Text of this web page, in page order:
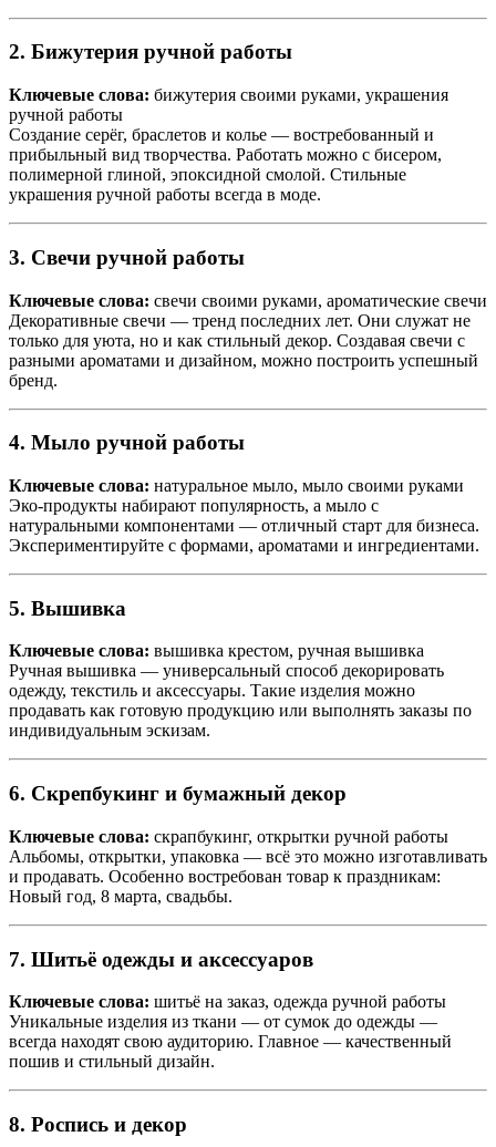
2. Бижутерия ручной работы
Ключевые слова: бижутерия своими руками, украшения
ручной работы
Создание серёг, браслетов и колье — востребованный и
прибыльный вид творчества. Работать можно с бисером,
полимерной глиной, эпоксидной смолой. Стильные
украшения ручной работы всегда в моде.
3. Свечи ручной работы
Ключевые слова: свечи своими руками, ароматические свечи
Декоративные свечи — тренд последних лет. Они служат не
только для уюта, но и как стильный декор. Создавая свечи с
разными ароматами и дизайном, можно построить успешный
бренд.
4. Мыло ручной работы
Ключевые слова: натуральное мыло, мыло своими руками
Эко-продукты набирают популярность, а мыло с
натуральными компонентами — отличный старт для бизнеса.
Экспериментируйте с формами, ароматами и ингредиентами.
5. Вышивка
Ключевые слова: вышивка крестом, ручная вышивка
Ручная вышивка — универсальный способ декорировать
одежду, текстиль и аксессуары. Такие изделия можно
продавать как готовую продукцию или выполнять заказы по
индивидуальным эскизам.
6. Скрепбукинг и бумажный декор
Ключевые слова: скрапбукинг, открытки ручной работы
Альбомы, открытки, упаковка — всё это можно изготавливать
и продавать. Особенно востребован товар к праздникам:
Новый год, 8 марта, свадьбы.
7. Шитьё одежды и аксессуаров
Ключевые слова: шитьё на заказ, одежда ручной работы
Уникальные изделия из ткани — от сумок до одежды —
всегда находят свою аудиторию. Главное — качественный
пошив и стильный дизайн.
8. Роспись и декор